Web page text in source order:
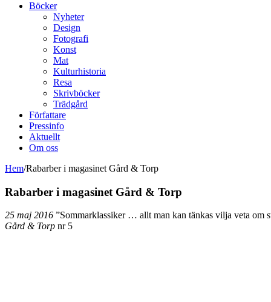
Böcker
Nyheter
Design
Fotografi
Konst
Mat
Kulturhistoria
Resa
Skrivböcker
Trädgård
Författare
Pressinfo
Aktuellt
Om oss
Hem/Rabarber i magasinet Gård & Torp
Rabarber i magasinet Gård & Torp
25 maj 2016 ”Sommarklassiker … allt man kan tänkas vilja veta om
Gård & Torp nr 5